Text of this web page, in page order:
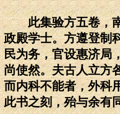
此集验方五卷，南
政殿学士。方遵登制
民为务，官设惠济局
尚使然。夫古人立方
而内科不能者，外科
此书之刻，殆与余有